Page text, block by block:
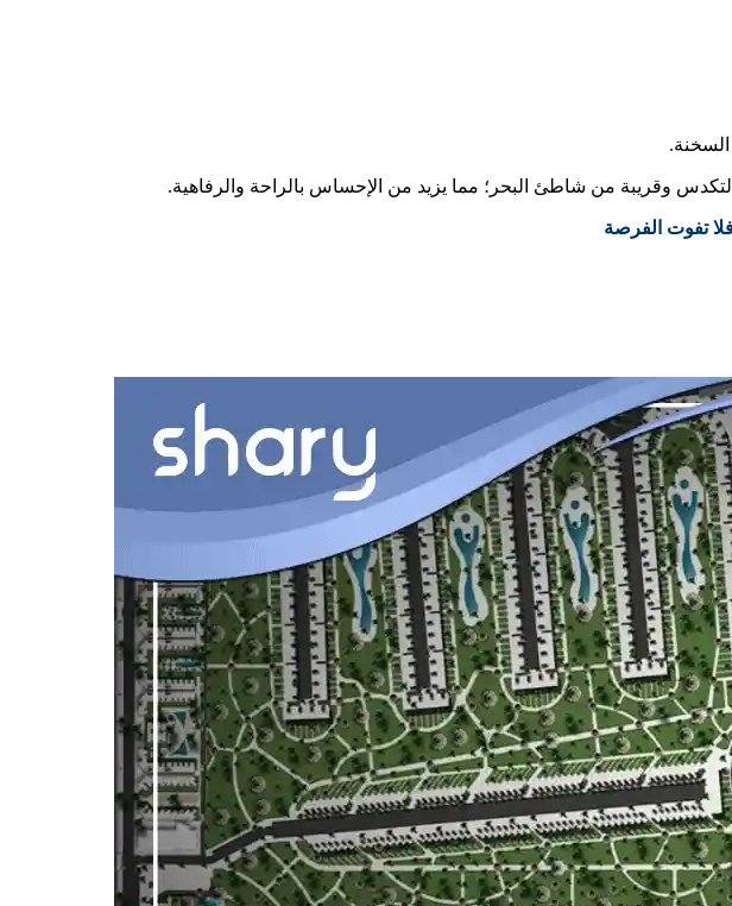
وقريبة من شاطئ البحر؛ مما يزيد من الإحساس بالراحة والرفاهية.
فلا تفوت الفرصة